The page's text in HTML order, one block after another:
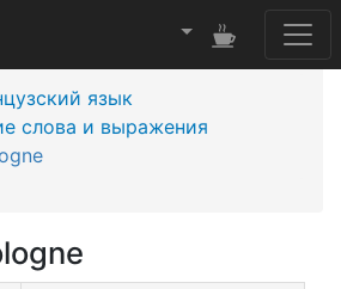
язык
слова и выражения